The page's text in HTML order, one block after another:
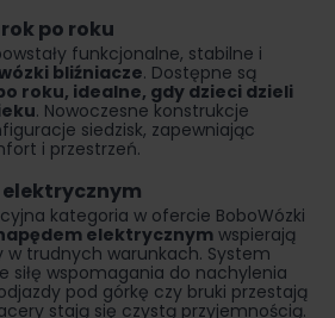
po roku
funkcjonalne, stabilne i
bliźniacze. Dostępne są
roku, idealne, gdy dzieci dzieli
. Nowoczesne konstrukcje
siedzisk, zapewniając
i przestrzeń.
kategoria w ofercie BoboWózki
elektrycznym wspierają
w trudnych warunkach. System
siłę wspomagania do nachylenia
pod górkę czy bruki przestają
stają się czystą przyjemnością.